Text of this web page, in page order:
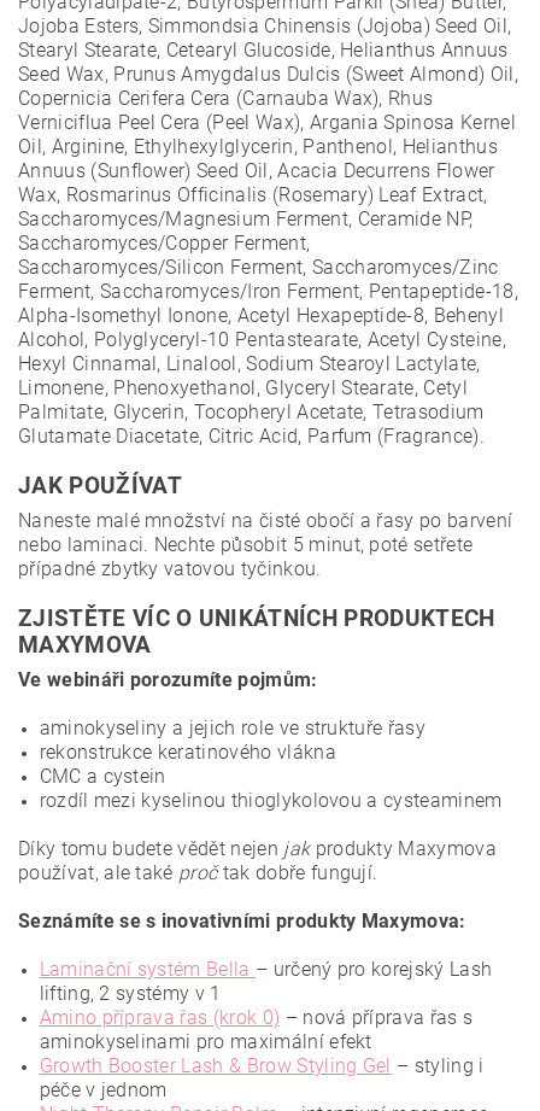
Jojoba Esters, Simmondsia Chinensis (Jojoba) Seed Oil,
Stearyl Stearate, Cetearyl Glucoside, Helianthus Annuus
Seed Wax, Prunus Amygdalus Dulcis (Sweet Almond) Oil,
Copernicia Cerifera Cera (Carnauba Wax), Rhus
Verniciflua Peel Cera (Peel Wax), Argania Spinosa Kernel
Oil, Arginine, Ethylhexylglycerin, Panthenol, Helianthus
Annuus (Sunflower) Seed Oil, Acacia Decurrens Flower
Wax, Rosmarinus Officinalis (Rosemary) Leaf Extract,
Saccharomyces/Magnesium Ferment, Ceramide NP,
Saccharomyces/Copper Ferment,
Saccharomyces/Silicon Ferment, Saccharomyces/Zinc
Ferment, Saccharomyces/Iron Ferment, Pentapeptide-18,
Alpha-Isomethyl Ionone, Acetyl Hexapeptide-8, Behenyl
Alcohol, Polyglyceryl-10 Pentastearate, Acetyl Cysteine,
Hexyl Cinnamal, Linalool, Sodium Stearoyl Lactylate,
Limonene, Phenoxyethanol, Glyceryl Stearate, Cetyl
Palmitate, Glycerin, Tocopheryl Acetate, Tetrasodium
Glutamate Diacetate, Citric Acid, Parfum (Fragrance).
JAK POUŽÍVAT
Naneste malé množství na čisté obočí a řasy po barvení
nebo laminaci. Nechte působit 5 minut, poté setřete
případné zbytky vatovou tyčinkou.
ZJISTĚTE VÍC O UNIKÁTNÍCH PRODUKTECH
MAXYMOVA
Ve webináři porozumíte pojmům:
aminokyseliny a jejich role ve struktuře řasy
rekonstrukce keratinového vlákna
CMC a cystein
rozdíl mezi kyselinou thioglykolovou a cysteaminem
Díky tomu budete vědět nejen jakprodukty Maxymova
používat, ale také pročtak dobře fungují.
Seznámíte se s inovativními produkty Maxymova:
Laminační systém Bella – určený pro korejský Lash
lifting, 2 systémy v 1
Amino příprava řas (krok 0) – nová příprava řas s
aminokyselinami pro maximální efekt
Growth Booster Lash & Brow Styling Gel – styling i
péče v jednom